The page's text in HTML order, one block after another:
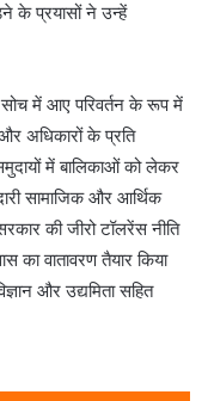
के प्रयासों ने उन्हें
में आए परिवर्तन के रूप में
और अधिकारों के प्रति
में बालिकाओं को लेकर
सामाजिक और आर्थिक
की जीरो टॉलरेंस नीति
का वातावरण तैयार किया
और उद्यमिता सहित